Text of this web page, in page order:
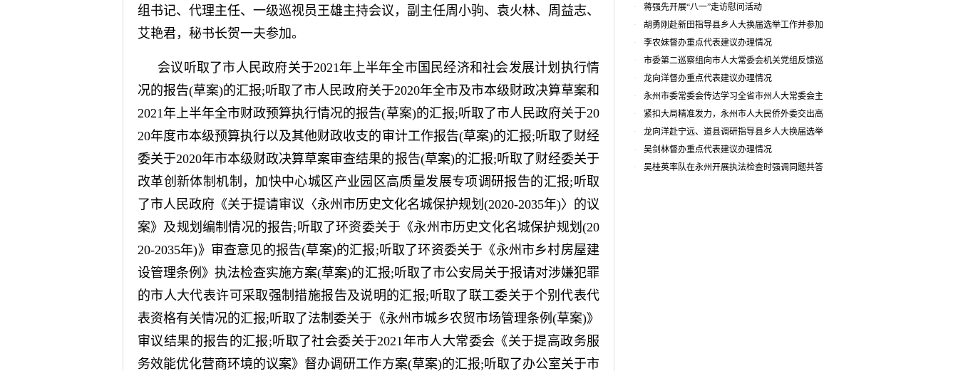
组书记、代理主任、一级巡视员王雄主持会议，副主任周小驹、袁火林、周益志、
艾艳君，秘书长贺一夫参加。
会议听取了市人民政府关于2021年上半年全市国民经济和社会发展计划执行情
况的报告(草案)的汇报;听取了市人民政府关于2020年全市及市本级财政决算草案和
2021年上半年全市财政预算执行情况的报告(草案)的汇报;听取了市人民政府关于20
20年度市本级预算执行以及其他财政收支的审计工作报告(草案)的汇报;听取了财经
委关于2020年市本级财政决算草案审查结果的报告(草案)的汇报;听取了财经委关于
改革创新体制机制，加快中心城区产业园区高质量发展专项调研报告的汇报;听取
了市人民政府《关于提请审议〈永州市历史文化名城保护规划(2020-2035年)〉的议
案》及规划编制情况的报告;听取了环资委关于《永州市历史文化名城保护规划(20
20-2035年)》审查意见的报告(草案)的汇报;听取了环资委关于《永州市乡村房屋建
设管理条例》执法检查实施方案(草案)的汇报;听取了市公安局关于报请对涉嫌犯罪
的市人大代表许可采取强制措施报告及说明的汇报;听取了联工委关于个别代表代
表资格有关情况的汇报;听取了法制委关于《永州市城乡农贸市场管理条例(草案)》
审议结果的报告的汇报;听取了社会委关于2021年市人大常委会《关于提高政务服
务效能优化营商环境的议案》督办调研工作方案(草案)的汇报;听取了办公室关于市
大常委会执法检查组到
永州开展大气污染防治
相关法律法规执法检查
情况汇报
蒋强先开展“八一”走访慰问活动
胡勇刚赴新田指导县乡人大换届选举工作并参加
市人大代表小组主题活动
李农妹督办重点代表建议办理情况
市委第二巡察组向市人大常委会机关党组反馈巡
察情况
龙向洋督办重点代表建议办理情况
永州市委常委会传达学习全省市州人大常委会主
要负责同志座谈会有关精神 专题听取省人大常委会
执法检查组到永州开展大气污染防治相关法律法规
执法检查情况汇报
紧扣大局精准发力，永州市人大民侨外委交出高
质量履职答卷
龙向洋赴宁远、道县调研指导县乡人大换届选举
并督导安全生产工作
吴剑林督办重点代表建议办理情况
吴桂英率队在永州开展执法检查时强调同题共答